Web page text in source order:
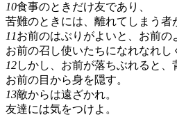
10食事のときだけ友であり、
苦難のときには、離れてしまう者
11お前のはぶりがよいと、お前の
お前の召し使いたちになれなれし
12しかし、お前が落ちぶれると、
お前の目から身を隠す。
13敵からは遠ざかれ。
友達には気をつけよ。